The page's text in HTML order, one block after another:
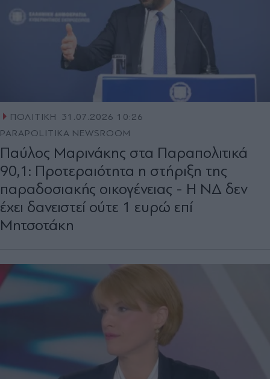
ΠΟΛΙΤΙΚΗ
31.07.2026 10:26
PARAPOLITIKA NEWSROOM
Παύλος Μαρινάκης στα Παραπολιτικά
90,1: Προτεραιότητα η στήριξη της
παραδοσιακής οικογένειας - Η ΝΔ δεν
έχει δανειστεί ούτε 1 ευρώ επί
Μητσοτάκη